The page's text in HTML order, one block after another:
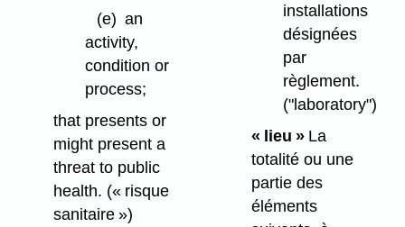
(e) an
activity,
condition or
process;
that presents or
might present a
threat to public
health. (« risque
sanitaire »)
installations
désignées
par
règlement.
("laboratory")
« lieu »La
totalité ou une
partie des
éléments